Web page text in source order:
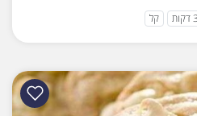
קל